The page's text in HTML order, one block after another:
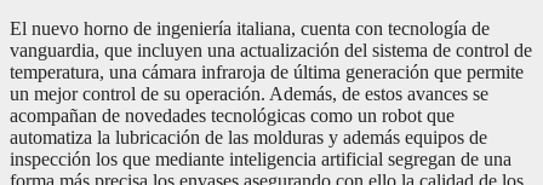
El nuevo horno de ingeniería italiana, cuenta con tecnología de
vanguardia, que incluyen una actualización del sistema de control de
temperatura, una cámara infraroja de última generación que permite
un mejor control de su operación. Además, de estos avances se
acompañan de novedades tecnológicas como un robot que
automatiza la lubricación de las molduras y además equipos de
inspección los que mediante inteligencia artificial segregan de una